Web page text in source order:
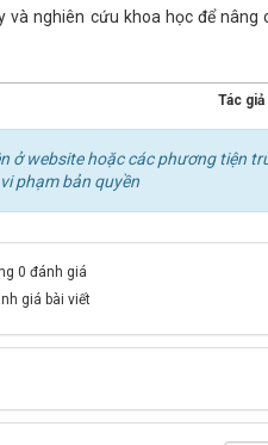
và nghiên cứu khoa học để
Tác
ở website hoặc các phương tiện
phạm bản quyền
0 đánh giá
giá bài viết